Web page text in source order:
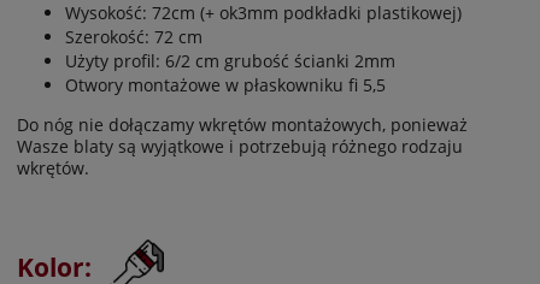
Wysokość: 72cm (+ ok3mm podkładki plastikowej)
Szerokość: 72 cm
Użyty profil: 6/2 cm grubość ścianki 2mm
Otwory montażowe w płaskowniku fi 5,5
Do nóg nie dołączamy wkrętów montażowych, ponieważ
Wasze blaty są wyjątkowe i potrzebują różnego rodzaju
wkrętów.
Kolor: